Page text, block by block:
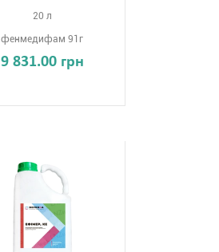
20 л
фенмедифам 91г
9 831.00 грн